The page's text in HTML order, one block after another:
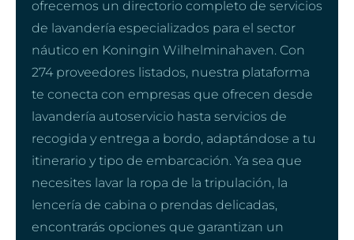
ofrecemos un directorio completo de servicios
de lavandería especializados para el sector
náutico en Koningin Wilhelminahaven. Con
274 proveedores listados, nuestra plataforma
te conecta con empresas que ofrecen desde
lavandería autoservicio hasta servicios de
recogida y entrega a bordo, adaptándose a tu
itinerario y tipo de embarcación. Ya sea que
necesites lavar la ropa de la tripulación, la
lencería de cabina o prendas delicadas,
encontrarás opciones que garantizan un